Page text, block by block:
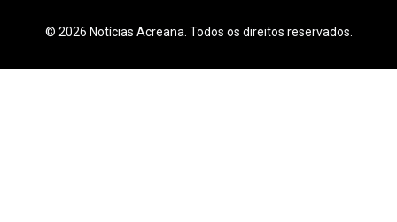
© 2026 Notícias Acreana. Todos os direitos reservados.